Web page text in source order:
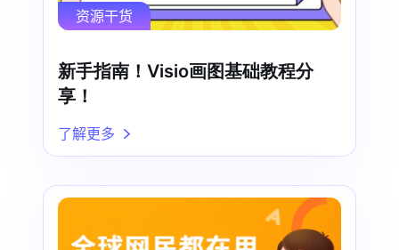
资源干货
新手指南！Visio画图基础教程分
享！
了解更多